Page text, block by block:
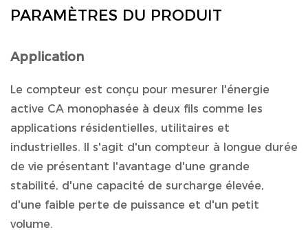
PARAMÈTRES DU PRODUIT
Application
Le compteur est conçu pour mesurer l'énergie
active CA monophasée à deux fils comme les
applications résidentielles, utilitaires et
industrielles. Il s'agit d'un compteur à longue durée
de vie présentant l'avantage d'une grande
stabilité, d'une capacité de surcharge élevée,
d'une faible perte de puissance et d'un petit
volume.